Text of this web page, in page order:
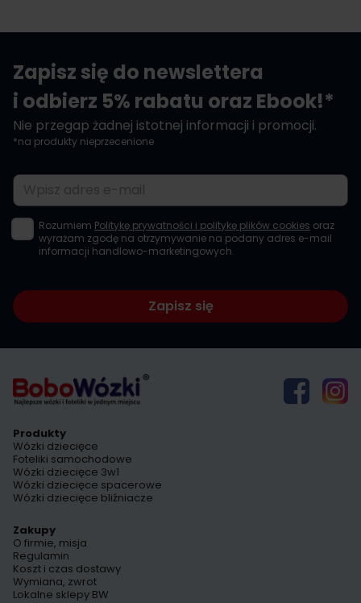
Zapisz się do newslettera
i odbierz 5% rabatu oraz Ebook!*
Nie przegap żadnej istotnej informacji i promocji.
*na produkty nieprzecenione
Adres e-mail
Rozumiem Politykę prywatności i politykę plików cookies oraz
wyrażam zgodę na otrzymywanie na podany adres e-mail
informacji handlowo-marketingowych.
Zapisz się
Produkty
Wózki dziecięce
Foteliki samochodowe
Wózki dziecięce 3w1
Wózki dziecięce spacerowe
Wózki dziecięce bliźniacze
Zakupy
O firmie, misja
Regulamin
Koszt i czas dostawy
Wymiana, zwrot
Lokalne sklepy BW